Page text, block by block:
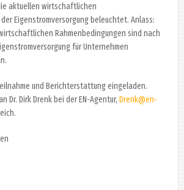
aktuellen wirtschaftlichen
Eigenstromversorgung beleuchtet. Anlass:
Rahmenbedingungen sind nach
für Unternehmen
und Berichterstattung eingeladen.
Dr. Dirk Drenk bei der EN-Agentur, Drenk@en-